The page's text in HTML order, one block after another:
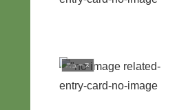
ニュース